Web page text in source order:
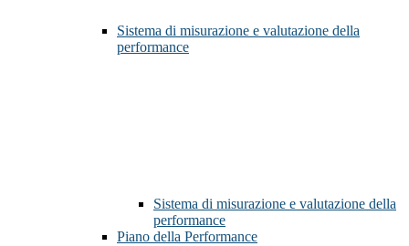
Sistema di misurazione e valutazione della
performance
Sistema di misurazione e valutazione della
performance
Piano della Performance